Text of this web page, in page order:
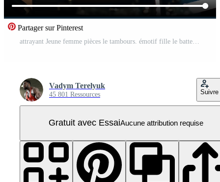
Partager sur Pinterest
Vadym Terelyuk
45 801 Ressources Suivre
Gratuit avec EssaiAucune attribution requise